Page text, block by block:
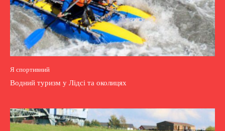
Я спортивний
Водний туризм у Лідсі та околицях